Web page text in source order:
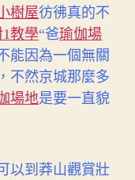
樹屋彷彿真的不
1教學“爸瑜伽場
能因為一個無關
不然京城那麼多
場地是要一直貌
以到莽山觀賞壯